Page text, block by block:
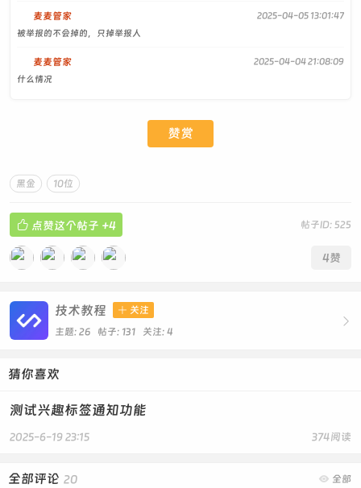
结果，复制下面内容
闥뺋蓥꺚缠†臦궢釩肁ꯤ몺郧ꞁ†††⃥鮽뛧ꚁꋧꞁ뫥벀뜠†††ꓤ
몺단Ꞧ꿦뎕謠††翨뒦럥랲ꗩ融鷨Ꞅ缠†††ꃨꞆ뷥꺶闥뺋†††
该足臥膜ꛥ辷††⃥랲蛨뒦럦辐ꓥ袰釨궦††罿†该足臥膜†††
听说好久之前就有这种bug了，但是目前微信并没有修复🥲
麦麦管家
2025-04-05 13:01:47
被举报的不会掉的，只掉举报人
麦麦管家
2025-04-04 21:08:09
什么情况
赞赏
黑金 10位
帖子ID: 525
 点赞这个帖子 +4
4赞

技术教程  关注
主题: 26 帖子: 131 关注: 4
猜你喜欢
测试兴趣标签通知功能
374阅读
2025-6-19 23:15
 全部
全部评论 20